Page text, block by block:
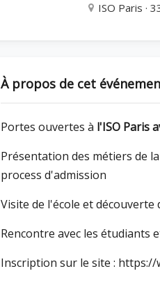
ISO Paris ·
À propos de cet
Portes ouvertes à l'ISO Paris
Présentation des métiers de
process d'admission
Visite de l'école et
Rencontre avec les étudiants
Inscription sur le site : https://